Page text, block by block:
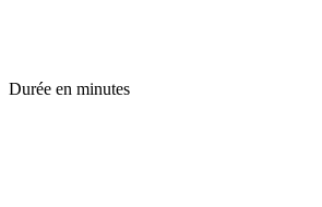
Durée en minutes